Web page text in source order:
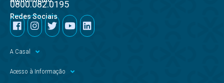
0800.082.0195
Redes Sociais
A Casal
Acesso à Informação